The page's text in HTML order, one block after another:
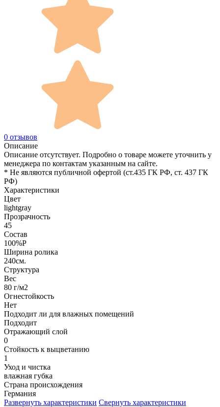
0 отзывов
Описание
Описание отсутствует. Подробно о товаре можете уточнить у
менеджера по контактам указанным на сайте.
* Не являются публичной офертой (ст.435 ГК РФ, cт. 437 ГК
РФ)
Характеристики
Цвет
lightgray
Прозрачность
45
Состав
100%P
Ширина ролика
240см.
Структура
Вес
80 г/м2
Огнестойкость
Нет
Подходит ли для влажных помещений
Подходит
Отражающий слой
0
Стойкость к выцветанию
1
Уход и чистка
влажная губка
Страна происхождения
Германия
Развернуть характеристики Свернуть характеристики